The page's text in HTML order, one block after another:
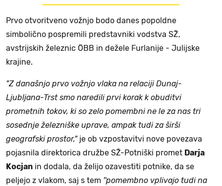
Prvo otvoritveno vožnjo bodo danes popoldne
simbolično pospremili predstavniki vodstva SŽ,
avstrijskih železnic ÖBB in dežele Furlanije - Julijske
krajine.
"Z današnjo prvo vožnjo vlaka na relaciji Dunaj-
Ljubljana-Trst smo naredili prvi korak k obuditvi
prometnih tokov, ki so zelo pomembni ne le za nas tri
sosednje železniške uprave, ampak tudi za širši
geografski prostor," je ob vzpostavitvi nove povezava
pojasnila direktorica družbe SŽ-Potniški promet Darja
Kocjan in dodala, da želijo ozavestiti potnike, da se
peljejo z vlakom, saj s tem ''pomembno vplivajo tudi na